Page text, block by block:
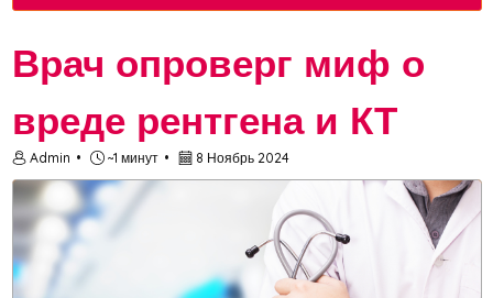
Врач опроверг миф о
вреде рентгена и КТ
Admin ~1 минут 8 Ноябрь 2024